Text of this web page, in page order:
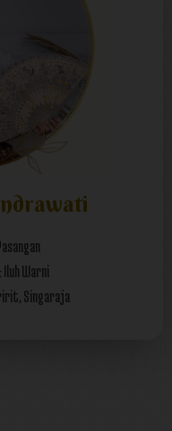
Iluh Warni
Singaraja